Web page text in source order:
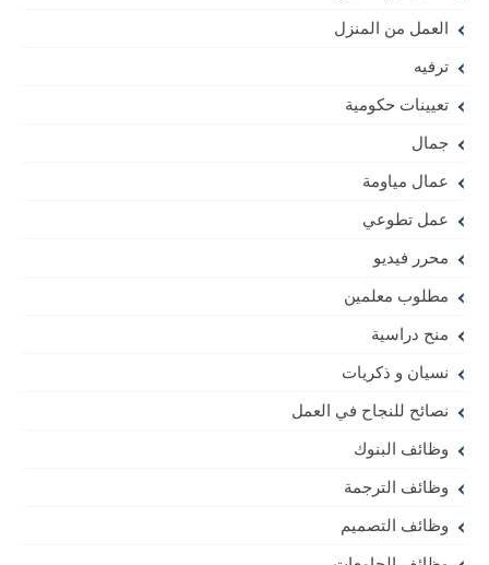
العمل من المنزل
ترفيه
تعيينات حكومية
جمال
عمال مياومة
عمل تطوعي
محرر فيديو
مطلوب معلمين
منح دراسية
نسيان و ذكريات
نصائح للنجاح في العمل
وظائف البنوك
وظائف الترجمة
وظائف التصميم